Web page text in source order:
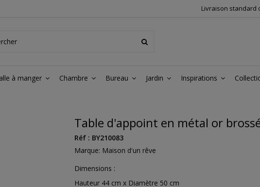
Livraison standard
à manger Chambre Bureau Jardin Inspirations
Table d'appoint en métal or
Réf : BY210083
Marque: Maison d'un rêve
Dimensions :
Hauteur 44 cm x Diamètre 50 cm